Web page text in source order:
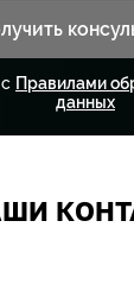
Правилами
данных